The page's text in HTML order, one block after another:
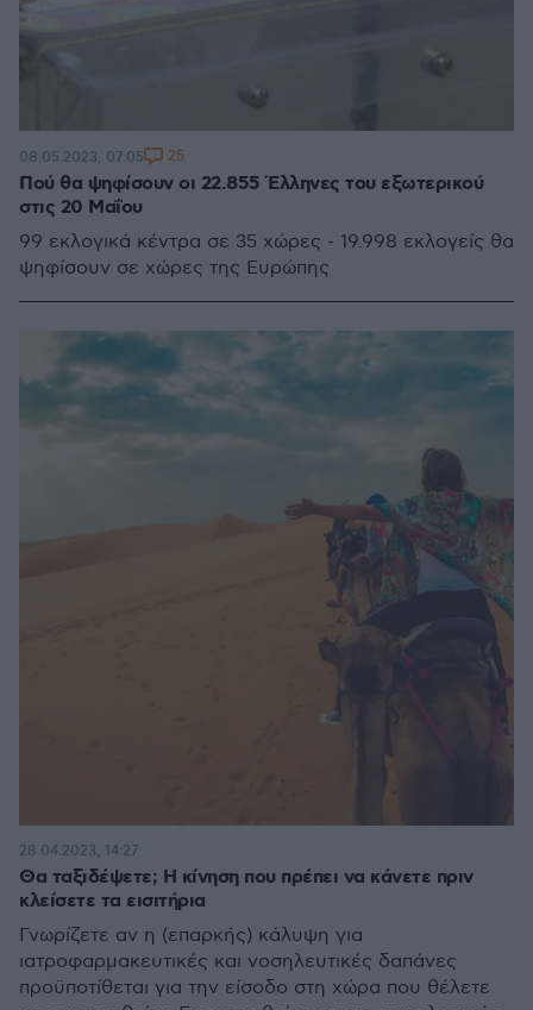
Πού θα ψηφίσουν οι 22.855 Έλληνες του εξωτερικού
στις 20 Μαΐου
99 εκλογικά κέντρα σε 35 χώρες - 19.998 εκλογείς θα
ψηφίσουν σε χώρες της Ευρώπης
08.05.2023, 07:05 25
Θα ταξιδέψετε; Η κίνηση που πρέπει να κάνετε πριν
κλείσετε τα εισιτήρια
Γνωρίζετε αν η (επαρκής) κάλυψη για
ιατροφαρμακευτικές και νοσηλευτικές δαπάνες
προϋποτίθεται για την είσοδο στη χώρα που θέλετε
28.04.2023, 14:27